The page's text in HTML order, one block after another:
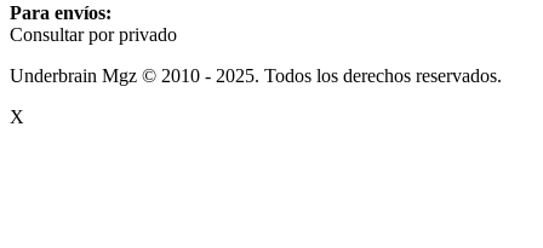
Para envíos:
Consultar por privado
Underbrain Mgz © 2010 - 2025. Todos los derechos reservados.
X